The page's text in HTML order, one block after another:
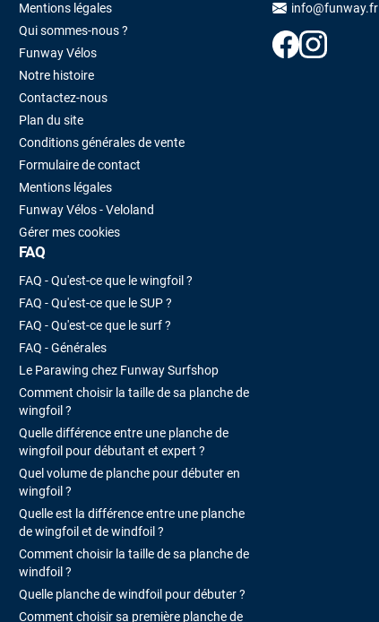
Mentions légales
Qui sommes-nous ?
Funway Vélos
Notre histoire
Contactez-nous
Plan du site
Conditions générales de vente
Formulaire de contact
Mentions légales
Funway Vélos - Veloland
Gérer mes cookies
FAQ
FAQ - Qu'est-ce que le wingfoil ?
FAQ - Qu'est-ce que le SUP ?
FAQ - Qu'est-ce que le surf ?
FAQ - Générales
Le Parawing chez Funway Surfshop
Comment choisir la taille de sa planche de
wingfoil ?
Quelle différence entre une planche de
wingfoil pour débutant et expert ?
Quel volume de planche pour débuter en
wingfoil ?
Quelle est la différence entre une planche
de wingfoil et de windfoil ?
Comment choisir la taille de sa planche de
windfoil ?
Quelle planche de windfoil pour débuter ?
Comment choisir sa première planche de
info@funway.fr
TOUS LES AVIS LAISSER UN AVIS